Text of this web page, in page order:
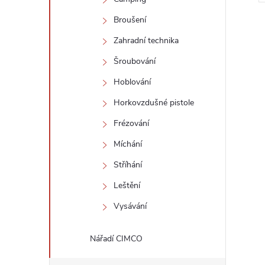
Broušení
Zahradní technika
Šroubování
Hoblování
Horkovzdušné pistole
Frézování
Míchání
Stříhání
Leštění
Vysávání
Nářadí CIMCO